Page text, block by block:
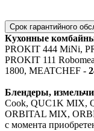
Срок гарантийного
Кухонные
PROKIT 444 MiNi,
PROKIT 111
1800, MEATCHEF -
Блендеры,
Cook, QUC1K MIX,
ORBITAL MIX,
с момента